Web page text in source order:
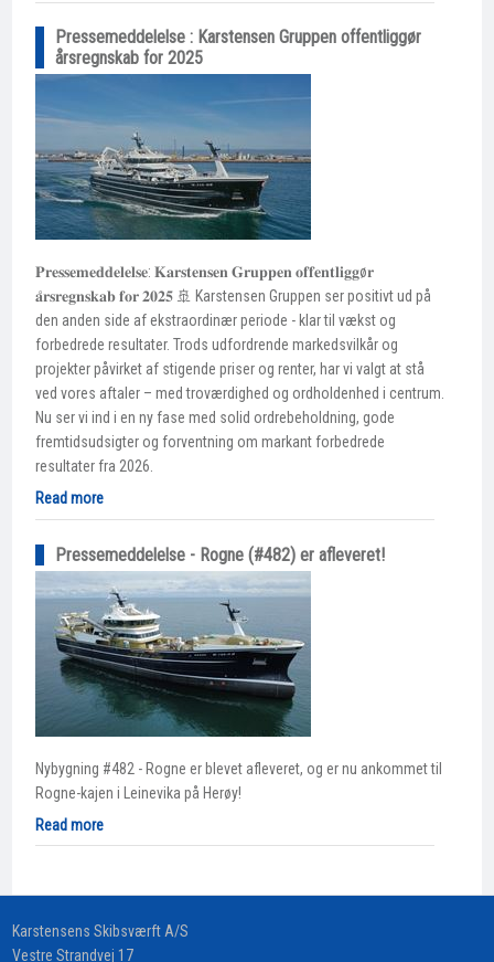
Pressemeddelelse : Karstensen Gruppen offentliggør
årsregnskab for 2025
𝐏𝐫𝐞𝐬𝐬𝐞𝐦𝐞𝐝𝐝𝐞𝐥𝐞𝐥𝐬𝐞: 𝐊𝐚𝐫𝐬𝐭𝐞𝐧𝐬𝐞𝐧 𝐆𝐫𝐮𝐩𝐩𝐞𝐧 𝐨𝐟𝐟𝐞𝐧𝐭𝐥𝐢𝐠𝐠ø𝐫
𝐚̊𝐫𝐬𝐫𝐞𝐠𝐧𝐬𝐤𝐚𝐛 𝐟𝐨𝐫 𝟐𝟎𝟐𝟓 🚢 Karstensen Gruppen ser positivt ud på
den anden side af ekstraordinær periode - klar til vækst og
forbedrede resultater. Trods udfordrende markedsvilkår og
projekter påvirket af stigende priser og renter, har vi valgt at stå
ved vores aftaler – med troværdighed og ordholdenhed i centrum.
Nu ser vi ind i en ny fase med solid ordrebeholdning, gode
fremtidsudsigter og forventning om markant forbedrede
resultater fra 2026.
Read more
Pressemeddelelse - Rogne (#482) er afleveret!
Nybygning #482 - Rogne er blevet afleveret, og er nu ankommet til
Rogne-kajen i Leinevika på Herøy!
Read more
​Karstensens Skibsværft A/S
Vestre Strandvej 17